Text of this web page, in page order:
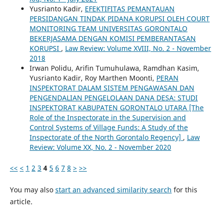
Yusrianto Kadir, EFEKTIFITAS PEMANTAUAN
PERSIDANGAN TINDAK PIDANA KORUPSI OLEH COURT
MONITORING TEAM UNIVERSITAS GORONTALO
BEKERJASAMA DENGAN KOMISI PEMBERANTASAN
KORUPSI , Law Review: Volume XVIII, No. 2 - November
2018
Irwan Polidu, Arifin Tumuhulawa, Ramdhan Kasim,
Yusrianto Kadir, Roy Marthen Moonti, PERAN
INSPEKTORAT DALAM SISTEM PENGAWASAN DAN
PENGENDALIAN PENGELOLAAN DANA DESA: STUDI
INSPEKTORAT KABUPATEN GORONTALO UTARA [The
Role of the Inspectorate in the Supervision and
Control Systems of Village Funds: A Study of the
Inspectorate of the North Gorontalo Regency] , Law
Review: Volume XX, No. 2 - November 2020
<< < 1 2 3 4 5 6 7 8 > >>
You may also start an advanced similarity search for this
article.